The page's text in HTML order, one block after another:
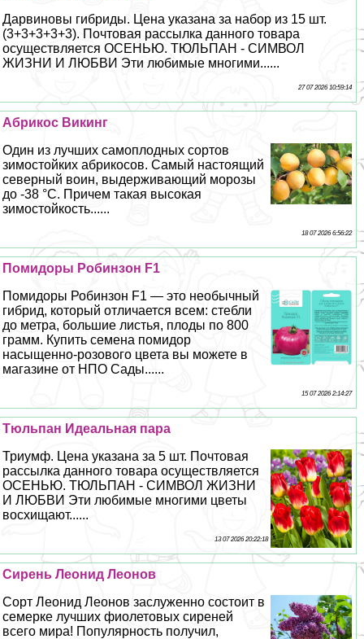
Дарвиновы гибриды. Цена указана за набор из 15 шт.
(3+3+3+3+3). Почтовая рассылка данного товара
осуществляется ОСЕНЬЮ. ТЮЛЬПАН - СИМВОЛ
ЖИЗНИ И ЛЮБВИ Эти любимые многими......
27 07 2026 10:59:14
Абрикос Викинг
Один из лучших самоплодных сортов
зимостойких абрикосов. Самый настоящий
северный воин, выдерживающий морозы
до -38 °С. Причем такая высокая
зимостойкость......
18 07 2026 6:56:22
Помидоры Робинзон F1
Помидоры Робинзон F1 — это необычный
гибрид, который отличается всем: стeбли
до метра, большие листья, плоды по 800
грамм. Купить семена помидор
насыщенно-розового цвета вы можете в
магазине от НПО Сады......
15 07 2026 2:14:27
Тюльпан Идеальная пара
Триумф. Цена указана за 5 шт. Почтовая
рассылка данного товара осуществляется
ОСЕНЬЮ. ТЮЛЬПАН - СИМВОЛ ЖИЗНИ
И ЛЮБВИ Эти любимые многими цветы
восхищают......
13 07 2026 20:22:18
Сирень Леонид Леонов
Сорт Леонид Леонов заслуженно состоит в
семерке лучших фиолетовых сиреней
всего мира! Популярность получил,